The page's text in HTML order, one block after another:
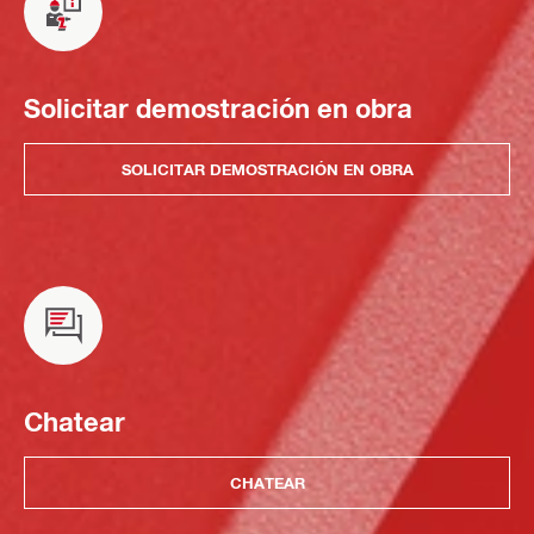
Solicitar demostración en obra
SOLICITAR DEMOSTRACIÓN EN OBRA
Chatear
CHATEAR